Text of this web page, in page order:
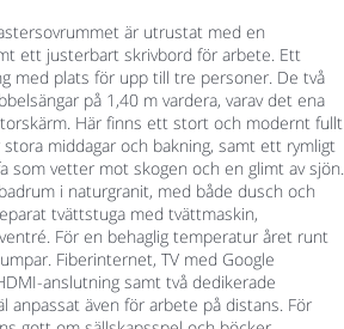
är utrustat med en
ett justerbart skrivbord för arbete. Ett
med plats för upp till tre personer. De två
på 1,40 m vardera, varav det ena
Här finns ett stort och modernt fullt
middagar och bakning, samt ett rymligt
som vetter mot skogen och en glimt av sjön.
i naturgranit, med både dusch och
tvättstuga med tvättmaskin,
För en behaglig temperatur året runt
Fiberinternet, TV med Google
anslutning samt två dedikerade
anpassat även för arbete på distans. För